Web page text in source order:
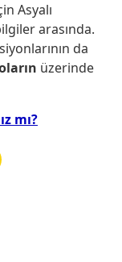
Asyalı
arasında.
da
üzerinde
mı?